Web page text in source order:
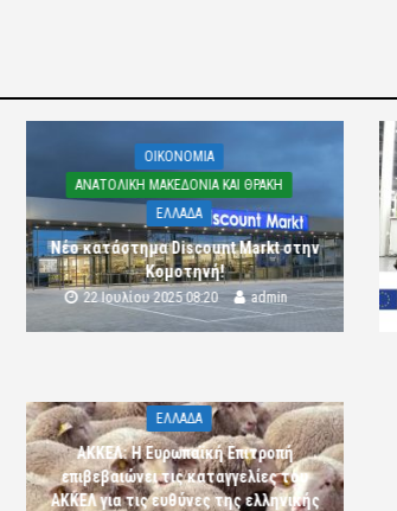
OIKONOMIA
ΑΝΑΤΟΛΙΚΗ ΜΑΚΕΔΟΝΙΑ ΚΑΙ ΘΡΑΚΗ
ΕΛΛΑΔΑ
Νέο κατάστημα Discount Markt στην
Κομοτηνή!
22 Ιουλίου 2025 08:20 admin
ΕΛΛΑΔΑ
ΑΚΚΕΛ: Η Ευρωπαϊκή Επιτροπή
επιβεβαιώνει τις καταγγελίες του
ΑΚΚΕΛ για τις ευθύνες της ελληνικής